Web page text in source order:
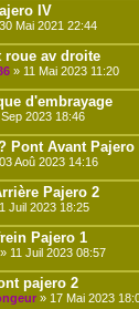
IV
Mai 2021 22:44
roue av droite
» 11 Mai 2023 11:20
d'embrayage
2023 18:46
Pont Avant Pajero
Aoû 2023 14:16
Pajero 2
Juil 2023 18:25
Pajero 1
» 11 Juil 2023 08:57
pajero 2
» 17 Mai 2023